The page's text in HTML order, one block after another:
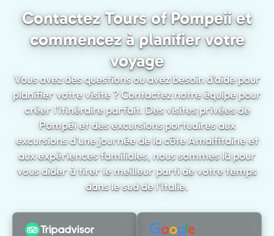
Contactez Tours of Pompeii et
commencez à planifier votre
voyage
Vous avez des questions ou avez besoin d'aide pour
planifier votre visite ? Contactez notre équipe pour
créer l'itinéraire parfait. Des visites privées de
Pompéi et des excursions portuaires aux
excursions d'une journée de la côte Amalfitaine et
aux expériences familiales, nous sommes là pour
vous aider à tirer le meilleur parti de votre temps
dans le sud de l'Italie.